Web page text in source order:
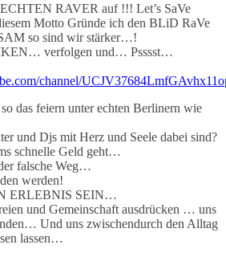
RAVER auf !!! Let’s SaVe
Motto Gründe ich den BLiD RaVe
so sind wir stärker…!
verfolgen und… Psssst…
channel/
das feiern unter echten Berlinern wie
und Djs mit Herz und Seele dabei sind?
schnelle Geld geht…
falsche Weg…
werden!
ERLEBNIS SEIN…
und Gemeinschaft ausdrücken … uns
Und uns zwischendurch den Alltag
lassen…